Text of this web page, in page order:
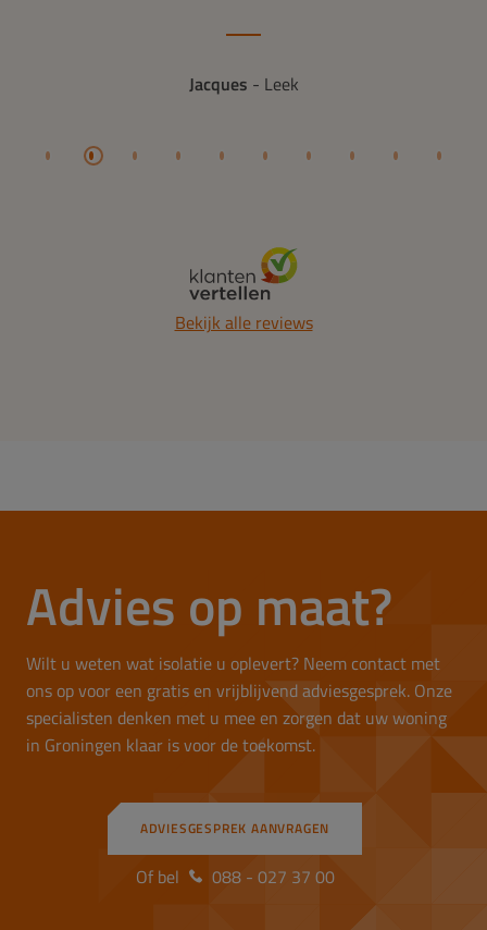
Jacques - Leek
Bekijk alle reviews
Advies op maat?
Wilt u weten wat isolatie u oplevert? Neem contact met
ons op voor een gratis en vrijblijvend adviesgesprek. Onze
specialisten denken met u mee en zorgen dat uw woning
in Groningen klaar is voor de toekomst.
ADVIESGESPREK AANVRAGEN
Of bel 088 - 027 37 00